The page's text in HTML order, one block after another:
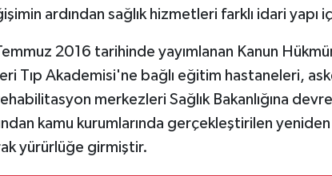
ardından sağlık hizmetleri farklı idari yapı
2016 tarihinde yayımlanan Kanun
Tıp Akademisi'ne bağlı eğitim hastaneleri,
merkezleri Sağlık Bakanlığına
kamu kurumlarında gerçekleştirilen yeniden
yürürlüğe girmiştir.